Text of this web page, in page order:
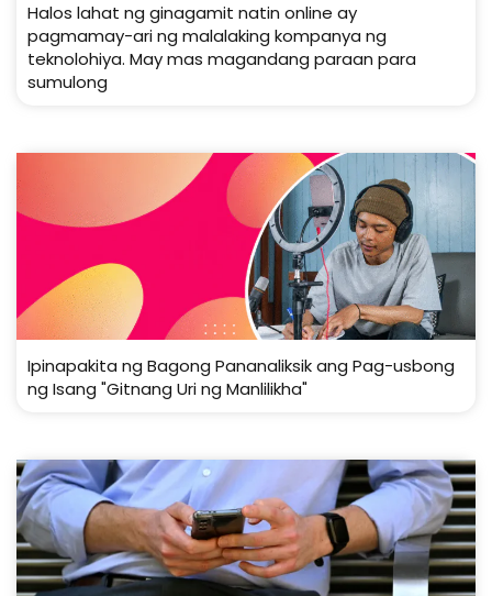
Halos lahat ng ginagamit natin online ay
pagmamay-ari ng malalaking kompanya ng
teknolohiya. May mas magandang paraan para
sumulong
Ipinapakita ng Bagong Pananaliksik ang Pag-usbong
ng Isang "Gitnang Uri ng Manlilikha"